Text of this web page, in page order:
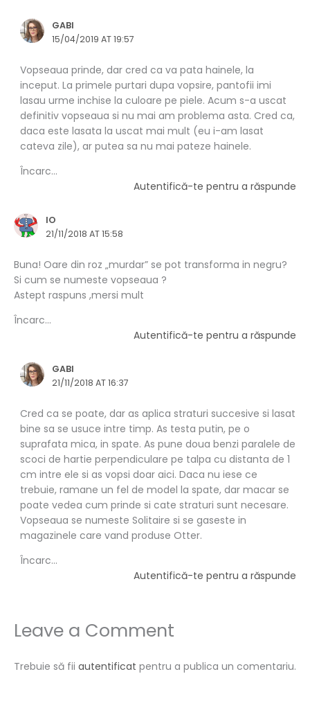
GABI
15/04/2019 AT 19:57
Vopseaua prinde, dar cred ca va pata hainele, la
inceput. La primele purtari dupa vopsire, pantofii imi
lasau urme inchise la culoare pe piele. Acum s-a uscat
definitiv vopseaua si nu mai am problema asta. Cred ca,
daca este lasata la uscat mai mult (eu i-am lasat
cateva zile), ar putea sa nu mai pateze hainele.
Încarc...
Autentifică-te pentru a răspunde
IO
21/11/2018 AT 15:58
Buna! Oare din roz „murdar” se pot transforma in negru?
Si cum se numeste vopseaua ?
Astept raspuns ,mersi mult
Încarc...
Autentifică-te pentru a răspunde
GABI
21/11/2018 AT 16:37
Cred ca se poate, dar as aplica straturi succesive si lasat
bine sa se usuce intre timp. As testa putin, pe o
suprafata mica, in spate. As pune doua benzi paralele de
scoci de hartie perpendiculare pe talpa cu distanta de 1
cm intre ele si as vopsi doar aici. Daca nu iese ce
trebuie, ramane un fel de model la spate, dar macar se
poate vedea cum prinde si cate straturi sunt necesare.
Vopseaua se numeste Solitaire si se gaseste in
magazinele care vand produse Otter.
Încarc...
Autentifică-te pentru a răspunde
Leave a Comment
Trebuie să fii autentificat pentru a publica un comentariu.